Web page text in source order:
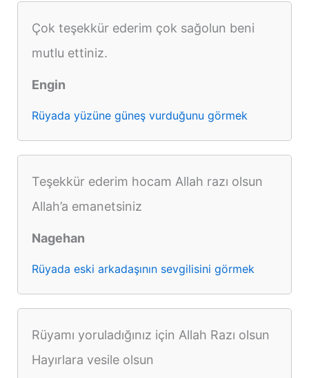
Çok teşekkür ederim çok sağolun beni
mutlu ettiniz.
Engin
Rüyada yüzüne güneş vurduğunu görmek
Teşekkür ederim hocam Allah razı olsun
Allah’a emanetsiniz
Nagehan
Rüyada eski arkadaşının sevgilisini görmek
Rüyamı yoruladığınız için Allah Razı olsun
Hayırlara vesile olsun